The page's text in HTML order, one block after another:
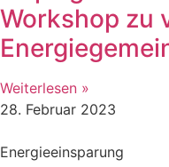
Workshop zu
Weiterlesen »
28. Februar 2023
Energieeinsparung